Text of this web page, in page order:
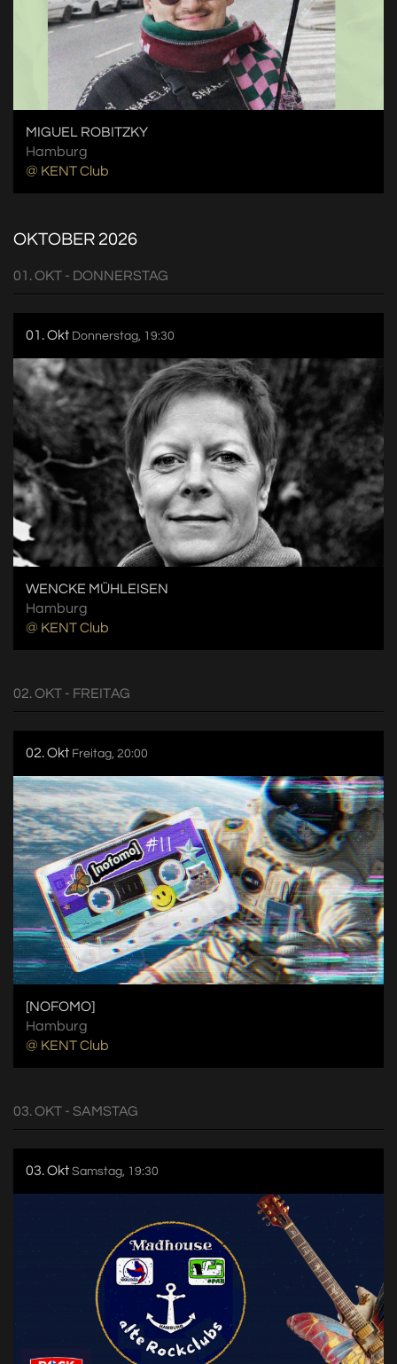
MIGUEL ROBITZKY
Hamburg
@ KENT Club
OKTOBER 2026
01. OKT - DONNERSTAG
01. Okt Donnerstag, 19:30
WENCKE MÜHLEISEN
Hamburg
@ KENT Club
02. OKT - FREITAG
02. Okt Freitag, 20:00
[NOFOMO]
Hamburg
@ KENT Club
03. OKT - SAMSTAG
03. Okt Samstag, 19:30